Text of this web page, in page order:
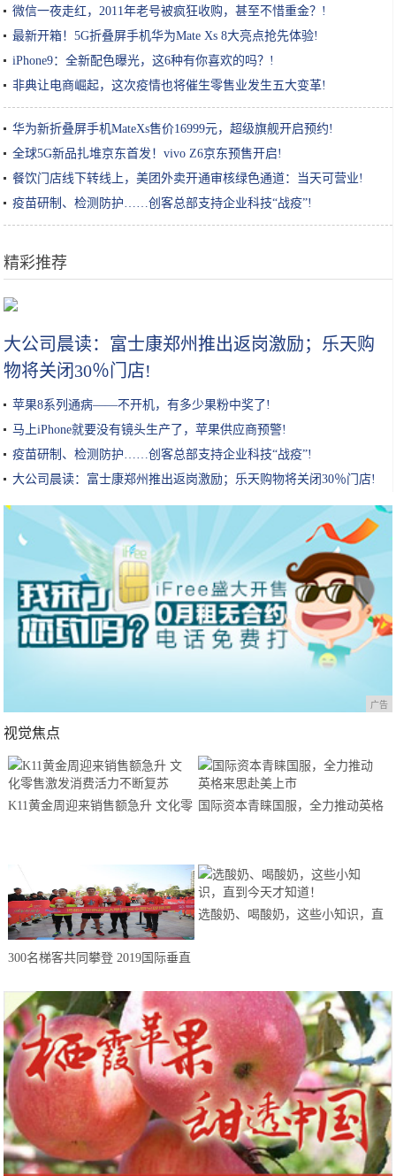
微信一夜走红，2011年老号被疯狂收购，甚至不惜重金？!
最新开箱！5G折叠屏手机华为Mate Xs 8大亮点抢先体验!
iPhone9：全新配色曝光，这6种有你喜欢的吗？!
非典让电商崛起，这次疫情也将催生零售业发生五大变革!
华为新折叠屏手机MateXs售价16999元，超级旗舰开启预约!
全球5G新品扎堆京东首发！vivo Z6京东预售开启!
餐饮门店线下转线上，美团外卖开通审核绿色通道：当天可营业!
疫苗研制、检测防护……创客总部支持企业科技“战疫”!
精彩推荐
大公司晨读：富士康郑州推出返岗激励；乐天购
物将关闭30％门店!
苹果8系列通病——不开机，有多少果粉中奖了!
马上iPhone就要没有镜头生产了，苹果供应商预警!
疫苗研制、检测防护……创客总部支持企业科技“战疫”!
大公司晨读：富士康郑州推出返岗激励；乐天购物将关闭30％门店!
广告
视觉焦点
K11黄金周迎来销售额急升 文化零
国际资本青睐国服，全力推动英格
300名梯客共同攀登 2019国际垂直
站欢乐开跑
选酸奶、喝酸奶，这些小知识，直